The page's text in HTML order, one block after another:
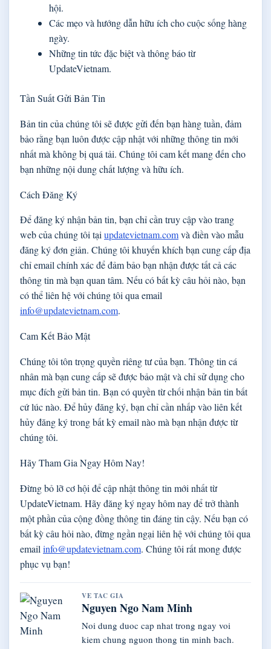
hội.
Các mẹo và hướng dẫn hữu ích cho cuộc sống hàng
ngày.
Những tin tức đặc biệt và thông báo từ
UpdateVietnam.
Tần Suất Gửi Bản Tin
Bản tin của chúng tôi sẽ được gửi đến bạn hàng tuần, đảm
bảo rằng bạn luôn được cập nhật với những thông tin mới
nhất mà không bị quá tải. Chúng tôi cam kết mang đến cho
bạn những nội dung chất lượng và hữu ích.
Cách Đăng Ký
Để đăng ký nhận bản tin, bạn chỉ cần truy cập vào trang
web của chúng tôi tạiupdatevietnam.comvà điền vào mẫu
đăng ký đơn giản. Chúng tôi khuyến khích bạn cung cấp địa
chỉ email chính xác để đảm bảo bạn nhận được tất cả các
thông tin mà bạn quan tâm. Nếu có bất kỳ câu hỏi nào, bạn
có thể liên hệ với chúng tôi qua email
info@updatevietnam.com.
Cam Kết Bảo Mật
Chúng tôi tôn trọng quyền riêng tư của bạn. Thông tin cá
nhân mà bạn cung cấp sẽ được bảo mật và chỉ sử dụng cho
mục đích gửi bản tin. Bạn có quyền từ chối nhận bản tin bất
cứ lúc nào. Để hủy đăng ký, bạn chỉ cần nhấp vào liên kết
hủy đăng ký trong bất kỳ email nào mà bạn nhận được từ
chúng tôi.
Hãy Tham Gia Ngay Hôm Nay!
Đừng bỏ lỡ cơ hội để cập nhật thông tin mới nhất từ
UpdateVietnam. Hãy đăng ký ngay hôm nay để trở thành
một phần của cộng đồng thông tin đáng tin cậy. Nếu bạn có
bất kỳ câu hỏi nào, đừng ngần ngại liên hệ với chúng tôi qua
email info@updatevietnam.com. Chúng tôi rất mong được
phục vụ bạn!
VE TAC GIA
Nguyen Ngo Nam Minh
Noi dung duoc cap nhat trong ngay voi
kiem chung nguon thong tin minh bach.